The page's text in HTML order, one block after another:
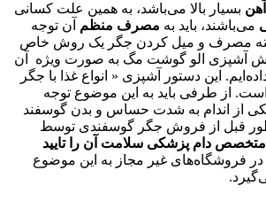
آهن بسیار بالا می‌باشد، به همین علت کسانی
می‌باشند، باید به مصرف منظم آن توجه
مصرف و میل کردن جگر یک روش خاص
آشپزی الو گوشت مگ به صورت ویژه آن
این دستور آشپزی « انواع غذا با جگر
از طرفی باید به این موضوع توجه
از اندام به شدت حساس و بدن گوسفند
قبل از فروش جگر گوسفندی توسط
متخصص دام پزشکی سلامت آن را تایید
فروشگاه‌های غیر مجاز به این موضوع